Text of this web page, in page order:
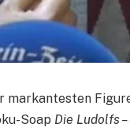
markantesten
Soap Die Ludolfs